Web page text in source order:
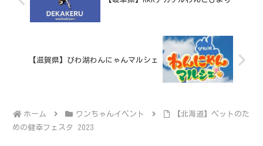
【滋賀県】びわ湖わんにゃんマルシェ
ホーム ワンちゃんイベント
【北海道】ペットのた
めの健幸フェスタ 2023